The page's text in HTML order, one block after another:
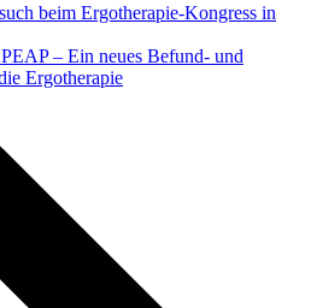
beim Ergotherapie-Kongress in
– Ein neues Befund- und
Ergotherapie